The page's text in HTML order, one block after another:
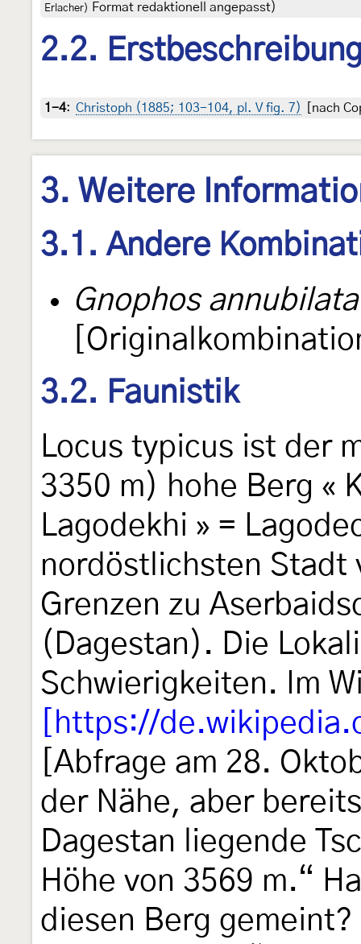
Erlacher) Format redaktionell angepasst)
2.2.
1-4: Christoph (1885; 103-104, pl. V fig. 7) [nach
3. Weitere
3.1. Andere
Gnophos annubilata
3.2. Faunistik
Locus typicus ist der
3350 m) hohe Berg «
Lagodekhi » =
nordöstlichsten Stadt
Grenzen zu
(Dagestan). Die
Schwierigkeiten. Im
[https://
[Abfrage am 28.
der Nähe, aber
Dagestan liegende
Höhe von 3569 m.“
diesen Berg